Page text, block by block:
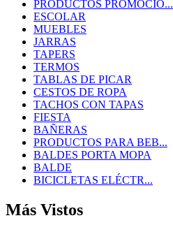
PRODUCTOS PROMOCIO...
ESCOLAR
MUEBLES
JARRAS
TAPERS
TERMOS
TABLAS DE PICAR
CESTOS DE ROPA
TACHOS CON TAPAS
FIESTA
BAÑERAS
PRODUCTOS PARA BEB...
BALDES PORTA MOPA
BALDE
BICICLETAS ELÉCTR...
Más Vistos